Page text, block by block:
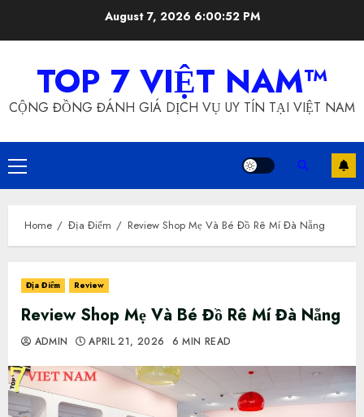
August 7, 2026 6:00:52 PM
TOP 7 VIỆT NAM™
CỘNG ĐỒNG ĐÁNH GIÁ DỊCH VỤ UY TÍN TẠI VIỆT NAM
Primary
Menu
Home Địa Điểm Review Shop Mẹ Và Bé Đồ Rê Mí Đà Nẵng
Địa Điểm Review
Review Shop Mẹ Và Bé Đồ Rê Mí Đà Nẵng
ADMIN APRIL 21, 2026 6 MIN READ